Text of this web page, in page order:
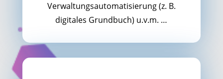
Verwaltungsautomatisierung (z. B.
digitales Grundbuch) u.v.m. …